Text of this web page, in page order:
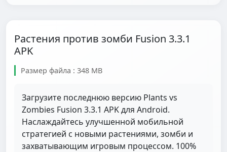
Растения против зомби Fusion 3.3.1
APK
Размер файла : 348 MB
Загрузите последнюю версию Plants vs
Zombies Fusion 3.3.1 APK для Android.
Наслаждайтесь улучшенной мобильной
стратегией с новыми растениями, зомби и
захватывающим игровым процессом. 100%